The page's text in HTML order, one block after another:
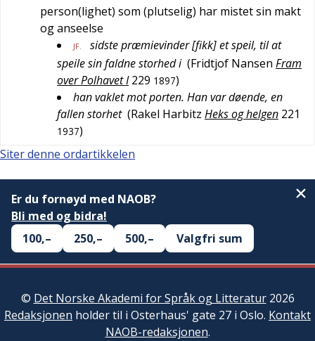
person(lighet) som (plutselig) har mistet sin makt
og anseelse
JF.
sidste præmievinder [fikk] et speil, til at
speile sin faldne storhed i (Fridtjof Nansen Fram
over Polhavet I 229 1897)
han vaklet mot porten. Han var døende, en
fallen storhet (Rakel Harbitz Heks og helgen 221
1937)
Siter denne ordartikkelen
Er du fornøyd med NAOB?
Bli med og bidra!
100,–
250,– 500,– Valgfri sum
© Det Norske Akademi for Språk og Litteratur2026
Redaksjonen holder til i Osterhaus' gate 27 i Oslo. Kontakt
NAOB-redaksjonen.